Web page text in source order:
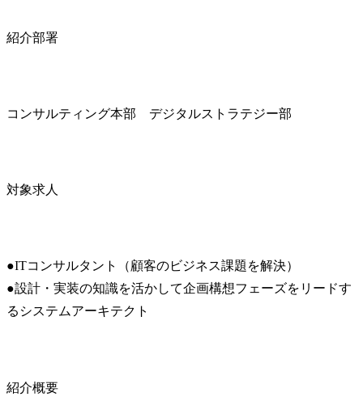
紹介部署
コンサルティング本部　デジタルストラテジー部
対象求人
●ITコンサルタント（顧客のビジネス課題を解決）
●設計・実装の知識を活かして企画構想フェーズをリードす
るシステムアーキテクト
紹介概要